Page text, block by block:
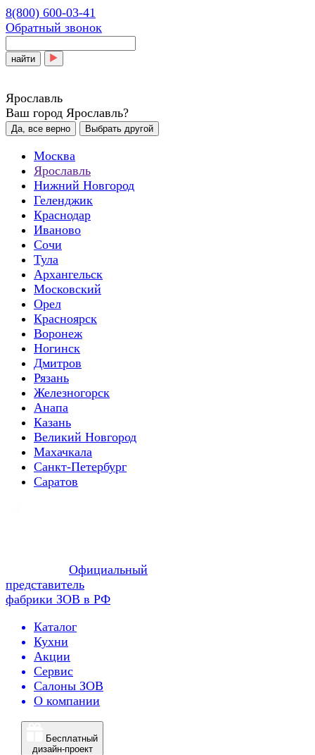
8(800) 600-03-41
Обратный звонок
найти
Ярославль
Ваш город Ярославль?
Да, все верно Выбрать другой
Москва
Ярославль
Нижний Новгород
Геленджик
Краснодар
Иваново
Сочи
Тула
Архангельск
Московский
Орел
Красноярск
Воронеж
Ногинск
Дмитров
Рязань
Железногорск
Анапа
Казань
Великий Новгород
Махачкала
Санкт-Петербург
Саратов
Официальный
представитель
фабрики ЗОВ в РФ
Каталог
Кухни
Акции
Сервис
Салоны ЗОВ
О компании
Бесплатный
дизайн-проект